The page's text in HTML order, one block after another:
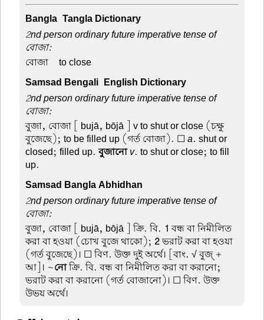
Bangla-Tangla Dictionary
2nd person ordinary future imperative tense of
বোজা:
বোজা –to close
Samsad Bengali-English Dictionary
2nd person ordinary future imperative tense of
বোজা:
বুজা, বোজা [ bujā, bōjā ] v to shut or close (চক্ষু
বুজেছে); to be filled up (গর্ত বোজা). ☐a. shut or
closed; filled up.বুজানো v. to shut or close; to fill
up.
Samsad Bangla Abhidhan
2nd person ordinary future imperative tense of
বোজা:
বুজা, বোজা [ bujā, bōjā ] ক্রি. বি. 1 বন্ধ বা নিমীলিত
করা বা হওয়া (চোখ বুজে থাকো); 2ভরাট করা বা হওয়া
(গর্ত বুজেছে)। ☐ বিণ. উক্ত দুই অর্থে। [বাং. √ বুজ্ +
আ]। ~নোক্রি. বি. বন্ধ বা নিমীলিত করা বা করানো;
ভরাট করা বা করানো (গর্ত বোজানো)। ☐ বিণ. উক্ত
উভয় অর্থে।